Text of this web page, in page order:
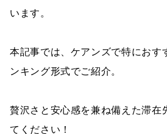
います。
本記事では、ケアンズで特におす
ンキング形式でご紹介。
贅沢さと安心感を兼ね備えた滞在
てください！